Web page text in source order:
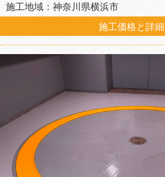
施工地域：神奈川県横浜市
施工価格と詳細